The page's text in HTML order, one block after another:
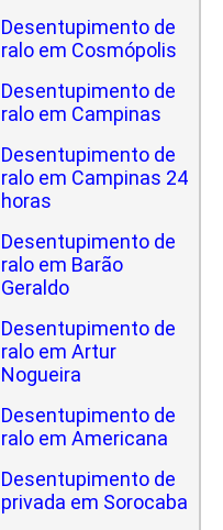
Desentupimento de
ralo em Cosmópolis
Desentupimento de
ralo em Campinas
Desentupimento de
ralo em Campinas 24
horas
Desentupimento de
ralo em Barão
Geraldo
Desentupimento de
ralo em Artur
Nogueira
Desentupimento de
ralo em Americana
Desentupimento de
privada em Sorocaba